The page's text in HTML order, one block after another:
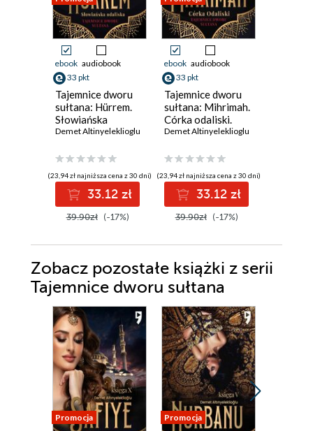
ebook audiobook
33 pkt
Tajemnice dworu
sułtana: Hürrem.
Słowiańska
odaliska. Księga II
Demet Altinyeleklioglu
(23,94 zł najniższa cena z 30 dni)
33.12 zł
39.90zł (-17%)
ebook audiobook
33 pkt
Tajemnice dworu
sułtana: Mihrimah.
Córka odaliski.
Księga III
Demet Altinyeleklioglu
(23,94 zł najniższa cena z 30 dni)
33.12 zł
39.90zł (-17%)
Zobacz pozostałe książki z serii
Tajemnice dworu sułtana
Promocja Promocja